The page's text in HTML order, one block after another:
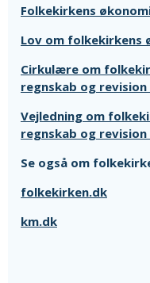
Folkekirkens
Lov om folkekirkens
Cirkulære om
regnskab og revision
Vejledning om
regnskab og revision
Se også om
folkekirken.dk
km.dk